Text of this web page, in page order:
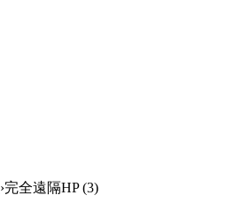
›完全遠隔HP (3)